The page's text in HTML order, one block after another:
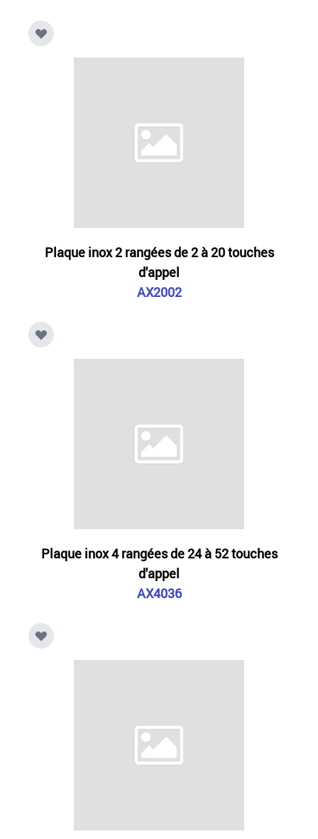
Plaque inox 2 rangées de 2 à 20 touches
d'appel
AX2002
Plaque inox 4 rangées de 24 à 52 touches
d'appel
AX4036